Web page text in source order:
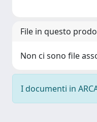
File in questo
Non ci sono file
I documenti in